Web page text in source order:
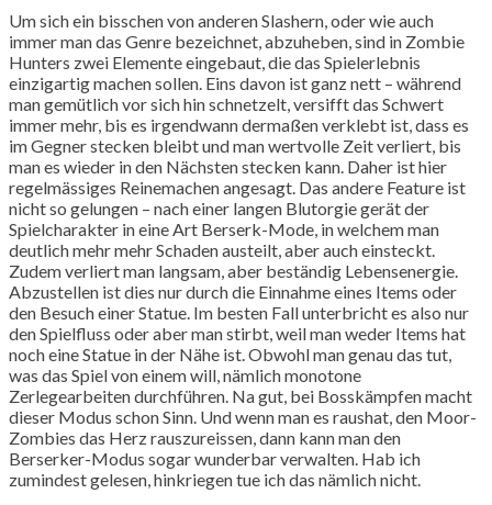
Um sich ein bisschen von anderen Slashern, oder wie auch
immer man das Genre bezeichnet, abzuheben, sind in Zombie
Hunters zwei Elemente eingebaut, die das Spielerlebnis
einzigartig machen sollen. Eins davon ist ganz nett – während
man gemütlich vor sich hin schnetzelt, versifft das Schwert
immer mehr, bis es irgendwann dermaßen verklebt ist, dass es
im Gegner stecken bleibt und man wertvolle Zeit verliert, bis
man es wieder in den Nächsten stecken kann. Daher ist hier
regelmässiges Reinemachen angesagt. Das andere Feature ist
nicht so gelungen – nach einer langen Blutorgie gerät der
Spielcharakter in eine Art Berserk-Mode, in welchem man
deutlich mehr mehr Schaden austeilt, aber auch einsteckt.
Zudem verliert man langsam, aber beständig Lebensenergie.
Abzustellen ist dies nur durch die Einnahme eines Items oder
den Besuch einer Statue. Im besten Fall unterbricht es also nur
den Spielfluss oder aber man stirbt, weil man weder Items hat
noch eine Statue in der Nähe ist. Obwohl man genau das tut,
was das Spiel von einem will, nämlich monotone
Zerlegearbeiten durchführen. Na gut, bei Bosskämpfen macht
dieser Modus schon Sinn. Und wenn man es raushat, den Moor-
Zombies das Herz rauszureissen, dann kann man den
Berserker-Modus sogar wunderbar verwalten. Hab ich
zumindest gelesen, hinkriegen tue ich das nämlich nicht.